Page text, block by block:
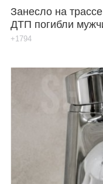
Занесло на
ДТП погибли
+1794